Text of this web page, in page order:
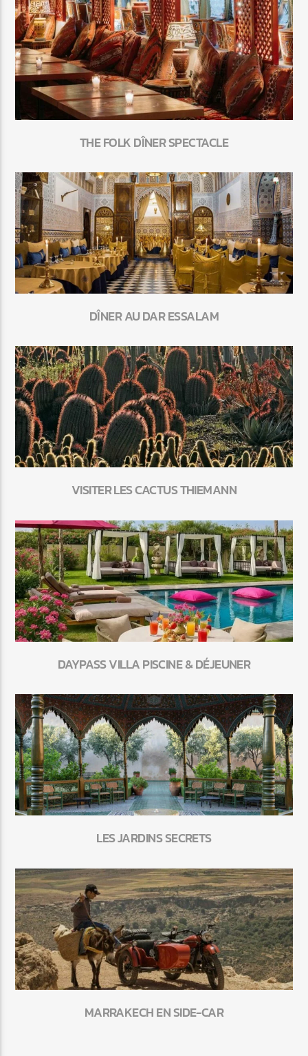
THE FOLK DÎNER SPECTACLE
DÎNER AU DAR ESSALAM
VISITER LES CACTUS THIEMANN
DAYPASS VILLA PISCINE & DÉJEUNER
LES JARDINS SECRETS
MARRAKECH EN SIDE-CAR